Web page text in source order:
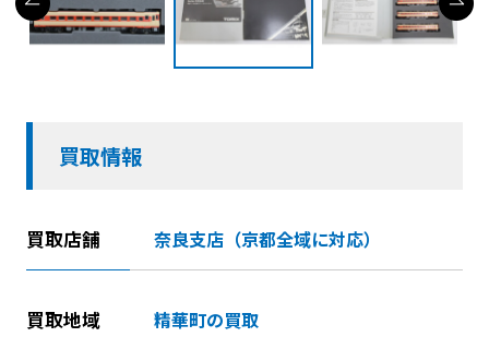
買取情報
買取店舗 奈良支店（京都全域に対応）
買取地域 精華町の買取